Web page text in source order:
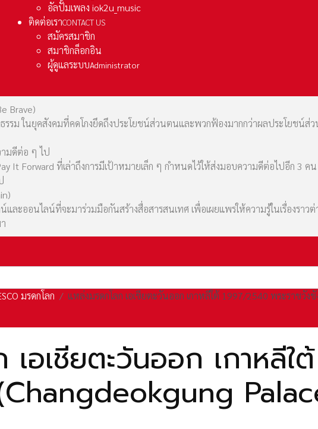
อัลปั้มเพลง iok2u_music
ติดต่อเราCONTACT US
สมัครสมาชิก
สมาชิกล็อกอิน
ผู้ดูแลระบบAdministrator
Brave)
รรม ในยุคสังคมที่คดโกงยึดถึงประโยชน์ส่วนตนและพวกฟ้องมากกว่าผลประโยชน์
ามดีต่อ ๆ ไป
It Forward ที่เล่าถึงการมีเป้าหมายเล็ก ๆ กำหนดไว้ให้ส่งมอบความดีต่อไปอีก 3
และออนไลน์ที่จะมาร่วมมือกันสร้างสื่อสารสนเทศ เพื่อเผยแพร่ให้ความรู้ในเรื่องรา
มรดกโลก แหล่งมรดกโลก เอเชียตะวันออก เกาหลีใต้ 1997/2540 พระราชวัง
อเชียตะวันออก เกาหลี